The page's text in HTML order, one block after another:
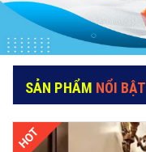
SẢN PHẨM NỔI BẬT
HOT